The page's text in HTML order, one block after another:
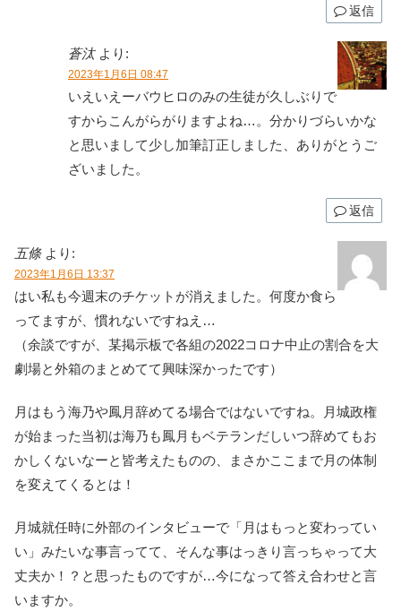
返信
蒼汰 より:
2023年1月6日 08:47
いえいえーバウヒロのみの生徒が久しぶりで
すからこんがらがりますよね…。分かりづらいかな
と思いまして少し加筆訂正しました、ありがとうご
ざいました。
返信
五條 より:
2023年1月6日 13:37
はい私も今週末のチケットが消えました。何度か食ら
ってますが、慣れないですねえ…
（余談ですが、某掲示板で各組の2022コロナ中止の割合を大
劇場と外箱のまとめてて興味深かったです）
月はもう海乃や鳳月辞めてる場合ではないですね。月城政権
が始まった当初は海乃も鳳月もベテランだしいつ辞めてもお
かしくないなーと皆考えたものの、まさかここまで月の体制
を変えてくるとは！
月城就任時に外部のインタビューで「月はもっと変わってい
い」みたいな事言ってて、そんな事はっきり言っちゃって大
丈夫か！？と思ったものですが…今になって答え合わせと言
いますか。